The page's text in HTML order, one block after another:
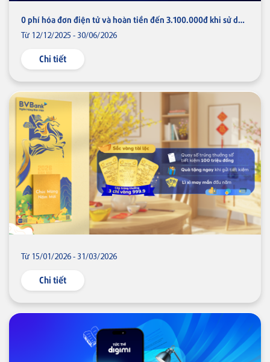
0 phí hóa đơn điện tử và hoàn tiền đến 3.100.000đ khi sử dụng Digistore
Từ 12/12/2025 - 30/06/2026
Chi tiết
Từ 15/01/2026 - 31/03/2026
Chi tiết